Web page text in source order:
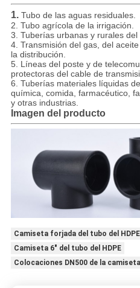
1. Tubo de las aguas residuales.
2. Tubo agrícola de la irrigación.
3. Tuberías urbanas y rurales del
4. Transmisión del gas, del
la distribución.
5. Líneas del poste y de
protectoras del cable de
6. Tuberías materiales líquidas
química, comida, farmacéutico,
y otras industrias.
Imagen del producto
Camiseta forjada del tubo del HDPE
Camiseta 6" del tubo del HDPE
Colocaciones DN500 de la